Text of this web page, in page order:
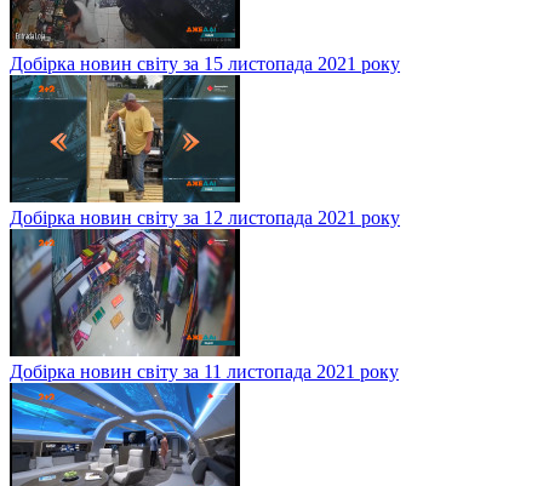
Добірка новин світу за 15 листопада 2021 року
Добірка новин світу за 12 листопада 2021 року
Добірка новин світу за 11 листопада 2021 року